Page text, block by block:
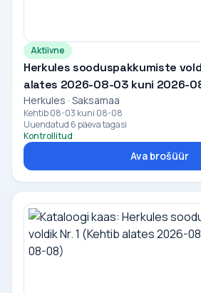
Aktiivne
Herkules sooduspakkumiste
alates 2026-08-03 kuni 2026-
Herkules · Saksamaa
Kehtib 08-03 kuni 08-08
Uuendatud 6 päeva tagasi
Kontrollitud
Ava brošüür